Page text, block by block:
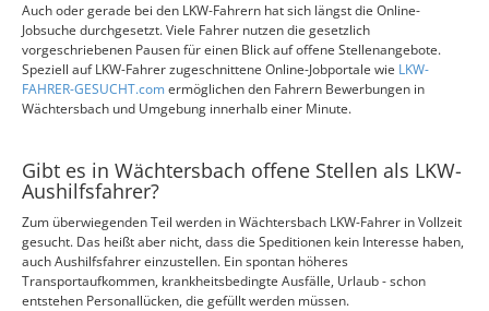
Auch oder gerade bei den LKW-Fahrern hat sich längst die Online-
Jobsuche durchgesetzt. Viele Fahrer nutzen die gesetzlich
vorgeschriebenen Pausen für einen Blick auf offene Stellenangebote.
Speziell auf LKW-Fahrer zugeschnittene Online-Jobportale wie LKW-
FAHRER-GESUCHT.comermöglichen den Fahrern Bewerbungen in
Wächtersbach und Umgebung innerhalb einer Minute.
Gibt es in Wächtersbach offene Stellen als LKW-
Aushilfsfahrer?
Zum überwiegenden Teil werden in Wächtersbach LKW-Fahrer in Vollzeit
gesucht. Das heißt aber nicht, dass die Speditionen kein Interesse haben,
auch Aushilfsfahrer einzustellen. Ein spontan höheres
Transportaufkommen, krankheitsbedingte Ausfälle, Urlaub - schon
entstehen Personallücken, die gefüllt werden müssen.